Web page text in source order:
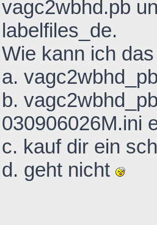
vagc2wbhd.pb
labelfiles_de.
Wie kann ich
a.
b.
030906026M.ini
c. kauf dir ein
d. geht nicht